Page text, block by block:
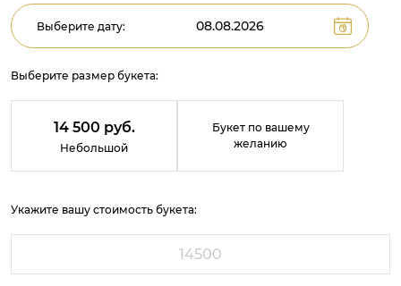
Выберите дату:
Выберите размер букета:
14 500 руб.
Небольшой
Букет по вашему
желанию
Укажите вашу стоимость букета: